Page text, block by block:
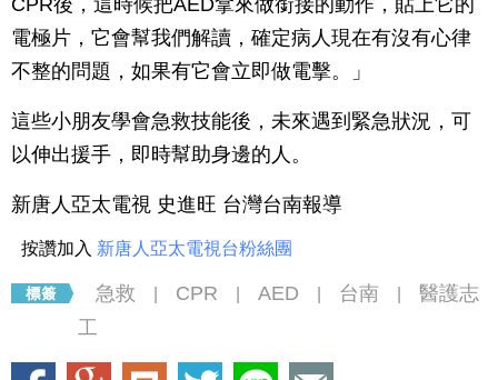
CPR後，這時候把AED拿來做銜接的動作，貼上它的
電極片，它會幫我們解讀，確定病人現在有沒有心律
不整的問題，如果有它會立即做電擊。」
這些小朋友學會急救技能後，未來遇到緊急狀況，可
以伸出援手，即時幫助身邊的人。
新唐人亞太電視 史進旺 台灣台南報導
按讚加入 新唐人亞太電視台粉絲團
急救 CPR AED 台南
醫護志
工